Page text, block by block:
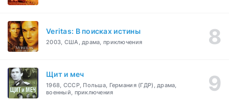
Veritas: В поисках истины
2003, США, драма, приключения
Щит и меч
1968, СССР, Польша, Германия (ГДР), драма,
военный, приключения